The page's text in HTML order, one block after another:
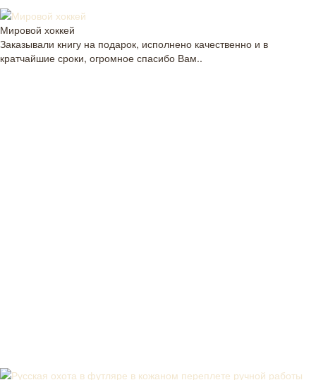
Мировой хоккей
Заказывали книгу на подарок, исполнено качественно и в
кратчайшие сроки, огромное спасибо Вам..